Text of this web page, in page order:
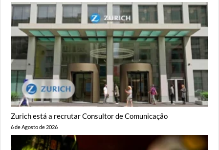
Zurich está a recrutar Consultor de Comunicação
6 de Agosto de 2026